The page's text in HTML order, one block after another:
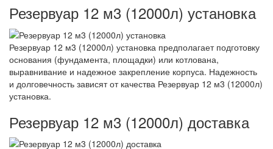
Резервуар 12 м3 (12000л) установка
Резервуар 12 м3 (12000л) установка предполагает подготовку
основания (фундамента, площадки) или котлована,
выравнивание и надежное закрепление корпуса. Надежность
и долговечность зависят от качества Резервуар 12 м3 (12000л)
установка.
Резервуар 12 м3 (12000л) доставка